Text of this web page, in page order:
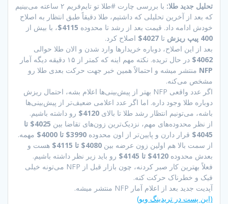
تحلیل جدید طلا:
با بررسی چارت #طلا تو تایم‌فریم ۲ ساعته می‌بینیم
که بعد از آخرین تحلیلی که داشتیم، طلا دقیقاً طبق انتظار به اصلاح
خودش ادامه داد. قیمت بعد از رشد تا محدوده 4115$ ، با بیش از
400 پیپ ریزش
تا 4027$
اصلاح کرد.
بعد از این اصلاح، دوباره خریدارها وارد شدن و الان طلا حوالی
4062$
در حال تریده. نکته مهم اینه که کمتر از ۱۵ دقیقه دیگه آمار
NFP منتشر میشه و احتمالاً همین خبر جهت حرکت بعدی طلا رو
مشخص می‌کنه.
اگر عدد واقعی NFP بهتر از پیش‌بینی‌ها اعلام بشه، احتمال ریزش
دوباره طلا وجود داره. اما اگر عدد اعلامی ضعیف‌تر از پیش‌بینی‌ها
باشه، می‌تونیم انتظار رشد طلا تا بالای 4120$
رو داشته باشیم.
از نظر محدوده‌های مهم، نزدیک‌ترین زون‌های تقاضا بین
4025$ تا
4045$
قرار دارن و پایین‌تر از اون محدوده 3990$ تا 4000$
مهمه.
از سمت بالا هم اولین زون عرضه بین 4080$ تا 4115$
هست و
بعدش محدوده 4120$ تا 4145$
رو باید زیر نظر داشته باشیم.
فعلاً بهترین کار صبر کردنه، چون بازار قبل از NFP می‌تونه خیلی
فیک و خطرناک حرکت کنه.
آپدیت جدید بعد از اعلام آمار NFP منتشر میشه.
(این پست در تریدینگ ویو)